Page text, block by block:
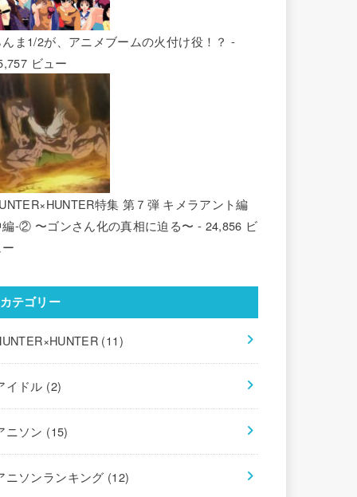
ま1/2が、アニメブームの火付け役！？ -
ビュー
特集 第７弾 キメラアント編
編-② 〜ゴンさん化の真相に迫る〜 - 24,856 ビ
カテゴリー
(11)
イドル (2)
ニソン (15)
ニソンランキング (12)